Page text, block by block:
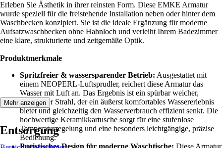
Erleben Sie Ästhetik in ihrer reinsten Form. Diese EMKE Armatur
wurde speziell für die freistehende Installation neben oder hinter dem
Waschbecken konzipiert. Sie ist die ideale Ergänzung für moderne
Aufsatzwaschbecken ohne Hahnloch und verleiht Ihrem Badezimmer
eine klare, strukturierte und zeitgemäße Optik.
Produktmerkmale
Spritzfreier & wassersparender Betrieb: Ausgestattet mit
einem NEOPERL-Luftsprudler, reichert diese Armatur das
Wasser mit Luft an. Das Ergebnis ist ein spürbar weicher,
spritzfreier Strahl, der ein äußerst komfortables Wassererlebnis
bietet und gleichzeitig den Wasserverbrauch effizient senkt. Die
hochwertige Keramikkartusche sorgt für eine stufenlose
Temperaturregelung und eine besonders leichtgängige, präzise
Bedienung.
Puristisches Design für moderne Waschtische: Diese Armatur
Mehr anzeigen
Entsorgung